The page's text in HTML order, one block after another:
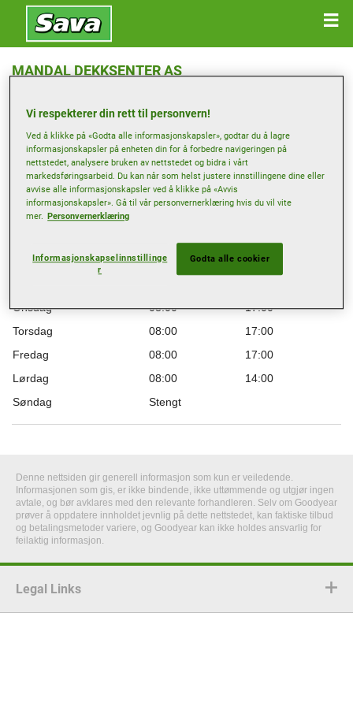
MANDAL DEKKSENTER AS
Kvitmyrveien 42 , 4516 MANDAL
Få veibeskrivelse
Vis telefonnummer
Forhandlerens nettsted
Mandag 08:00
17:00
Onsdag
08:00
17:00
Torsdag
08:00
17:00
Fredag
08:00
17:00
Lørdag
08:00
14:00
Søndag
Stengt
Denne nettsiden gir generell informasjon som kun er veiledende.
Informasjonen som gis, er ikke bindende, ikke uttømmende og utgjør ingen
avtale, og bør avklares med den relevante forhandleren. Selv om Goodyear
prøver å oppdatere innholdet jevnlig på dette nettstedet, kan faktiske tilbud
og betalingsmetoder variere, og Goodyear kan ikke holdes ansvarlig for
feilaktig informasjon.
Legal Links
Vi respekterer din rett til personvern!
Ved å klikke på «Godta alle informasjonskapsler», godtar du å lagre
informasjonskapsler på enheten din for å forbedre navigeringen på
nettstedet, analysere bruken av nettstedet og bidra i vårt
markedsføringsarbeid. Du kan når som helst justere innstillingene dine eller
avvise alle informasjonskapsler ved å klikke på «Avvis
informasjonskapsler». Gå til vår personvernerklæring hvis du vil vite
mer. Personvernerklæring
Informasjonskapselinnstillinge
r
Godta alle cookier